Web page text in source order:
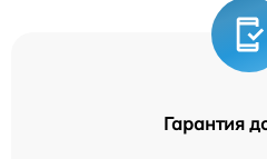
Гарантия